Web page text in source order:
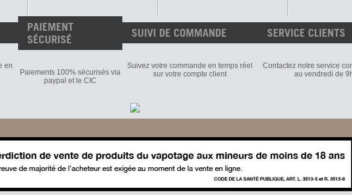
en
PAIEMENT
SÉCURISÉ
Paiements 100% sécurisés via
paypal et le CIC
SUIVI DE COMMANDE
Suivez votre commande en temps réel
sur votre compte client
SERVICE CLIENTS
Contactez notre service
au vendredi de